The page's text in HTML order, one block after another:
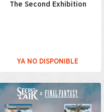
The Second Exhibition
YA NO DISPONIBLE